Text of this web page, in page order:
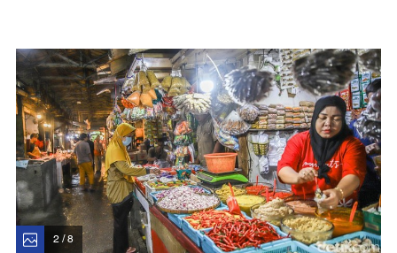
2 / 8